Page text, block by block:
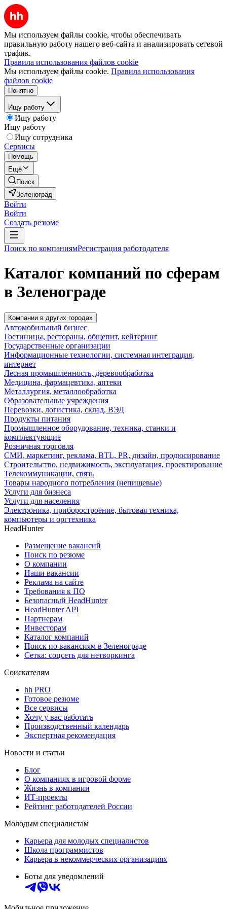
Мы используем файлы cookie, чтобы обеспечивать
правильную работу нашего веб-сайта и анализировать сетевой
трафик.
Правила использования файлов cookie
Мы используем файлы cookie. Правила использования
файлов cookie
Понятно
Ищу работу
Ищу работу
Ищу работу
Ищу сотрудника
Сервисы
Помощь
Ещё
Поиск
Зеленоград
Войти
Войти
Создать резюме
Поиск по компаниямРегистрация работодателя
Каталог компаний по сферам
в Зеленограде
Компании в других городах
Автомобильный бизнес
Гостиницы, рестораны, общепит, кейтеринг
Государственные организации
Информационные технологии, системная интеграция,
интернет
Лесная промышленность, деревообработка
Медицина, фармацевтика, аптеки
Металлургия, металлообработка
Образовательные учреждения
Перевозки, логистика, склад, ВЭД
Продукты питания
Промышленное оборудование, техника, станки и
комплектующие
Розничная торговля
СМИ, маркетинг, реклама, BTL, PR, дизайн, продюсирование
Строительство, недвижимость, эксплуатация, проектирование
Телекоммуникации, связь
Товары народного потребления (непищевые)
Услуги для бизнеса
Услуги для населения
Электроника, приборостроение, бытовая техника,
компьютеры и оргтехника
HeadHunter
Размещение вакансий
Поиск по резюме
О компании
Наши вакансии
Реклама на сайте
Требования к ПО
Безопасный HeadHunter
HeadHunter API
Партнерам
Инвесторам
Каталог компаний
Поиск по вакансиям в Зеленограде
Сетка: соцсеть для нетворкинга
Соискателям
hh PRO
Готовое резюме
Все сервисы
Хочу у вас работать
Производственный календарь
Экспертная рекомендация
Новости и статьи
Блог
О компаниях в игровой форме
Жизнь в компании
ИТ-проекты
Рейтинг работодателей России
Молодым специалистам
Карьера для молодых специалистов
Школа программистов
Карьера в некоммерческих организациях
Боты для уведомлений